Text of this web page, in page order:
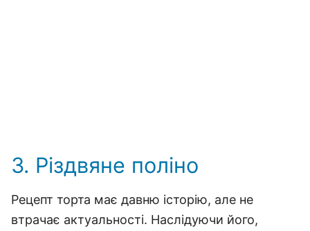
3. Різдвяне поліно
Рецепт торта має давню історію, але не
втрачає актуальності. Наслідуючи його,